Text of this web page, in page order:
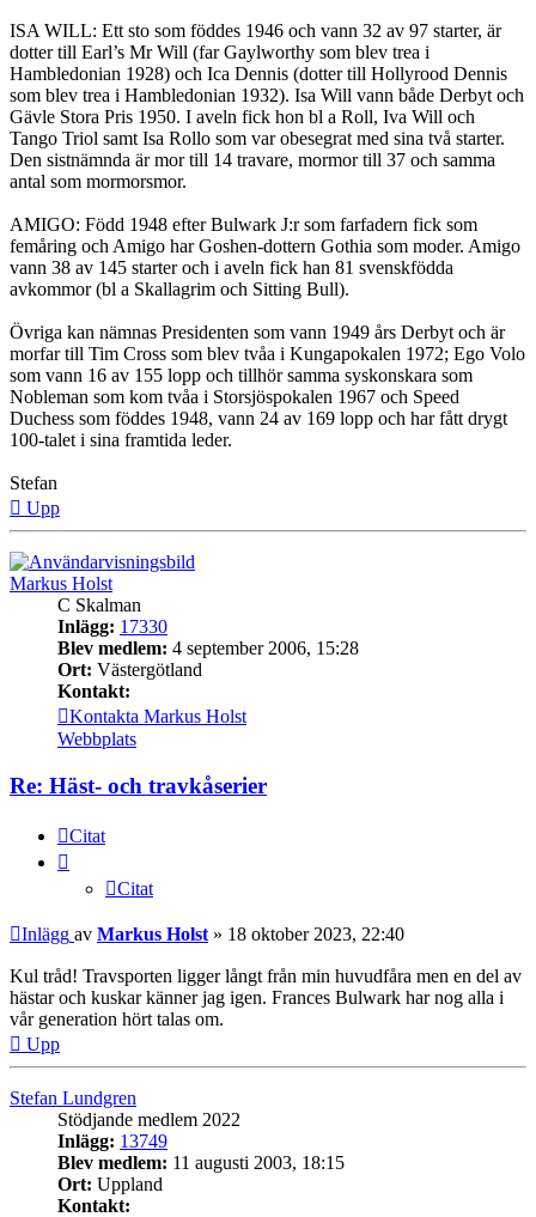
ISA WILL: Ett sto som föddes 1946 och vann 32 av 97 starter, är
dotter till Earl’s Mr Will (far Gaylworthy som blev trea i
Hambledonian 1928) och Ica Dennis (dotter till Hollyrood Dennis
som blev trea i Hambledonian 1932). Isa Will vann både Derbyt och
Gävle Stora Pris 1950. I aveln fick hon bl a Roll, Iva Will och
Tango Triol samt Isa Rollo som var obesegrat med sina två starter.
Den sistnämnda är mor till 14 travare, mormor till 37 och samma
antal som mormorsmor.
AMIGO: Född 1948 efter Bulwark J:r som farfadern fick som
femåring och Amigo har Goshen-dottern Gothia som moder. Amigo
vann 38 av 145 starter och i aveln fick han 81 svenskfödda
avkommor (bl a Skallagrim och Sitting Bull).
Övriga kan nämnas Presidenten som vann 1949 års Derbyt och är
morfar till Tim Cross som blev tvåa i Kungapokalen 1972; Ego Volo
som vann 16 av 155 lopp och tillhör samma syskonskara som
Nobleman som kom tvåa i Storsjöspokalen 1967 och Speed
Duchess som föddes 1948, vann 24 av 169 lopp och har fått drygt
100-talet i sina framtida leder.
Stefan
Upp
Markus Holst
C Skalman
Inlägg: 17330
Blev medlem: 4 september 2006, 15:28
Ort: Västergötland
Kontakt:
Kontakta Markus Holst
Webbplats
Re: Häst- och travkåserier
Citat
Citat
Inlägg av Markus Holst » 18 oktober 2023, 22:40
Kul tråd! Travsporten ligger långt från min huvudfåra men en del av
hästar och kuskar känner jag igen. Frances Bulwark har nog alla i
vår generation hört talas om.
Upp
Stefan Lundgren
Stödjande medlem 2022
Inlägg: 13749
Blev medlem: 11 augusti 2003, 18:15
Ort: Uppland
Kontakt: